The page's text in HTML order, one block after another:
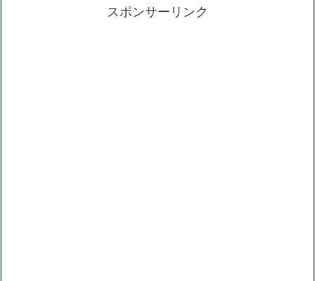
スポンサーリンク